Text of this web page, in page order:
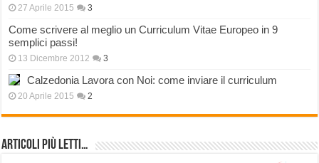
27 Aprile 2015 3
Come scrivere al meglio un Curriculum Vitae Europeo in 9
semplici passi!
13 Dicembre 2012 3
Calzedonia Lavora con Noi: come inviare il curriculum
20 Aprile 2015 2
Articoli più Letti…